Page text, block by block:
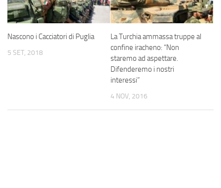
Nascono i Cacciatori di Puglia
5 SET, 2018
La Turchia ammassa truppe al
confine iracheno: “Non
staremo ad aspettare.
Difenderemo i nostri
interessi”
4 NOV, 2016